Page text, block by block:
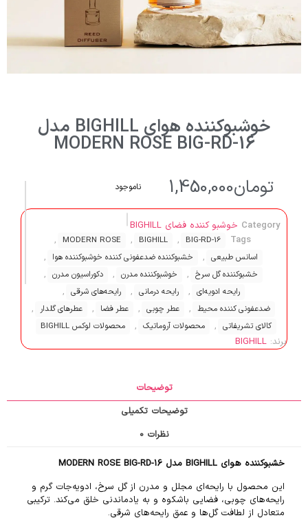
خوشبوکننده هوای BIGHILL مدل
MODERN ROSE BIG-RD-16
تومان1,450,000 ناموجود
Category خوشبو کننده فضای BIGHILL
Tags
BIG-RD-16
,
BIGHILL
,
MODERN ROSE
,
اسانس طبیعی , خشبوکننده ضدعفونی کننده خوشبوکننده هوا ,
خشبوکننده گل سرخ , خوشبوکننده مدرن , دکوراسیون مدرن ,
رایحه ادویه‌ای , رایحه درمانی , رایحه‌های شرقی ,
ضدعفونی کننده محیط , عطر چوبی , عطر فضا , عطرهای گلدار ,
کالای تشریفاتی , محصولات آروماتیک , محصولات لوکس BIGHILL
برند: BIGHILL
توضیحات
توضیحات تکمیلی
نظرات0
خشبوکننده هوای BIGHILL مدل MODERN ROSE BIG-RD-16
این محصول با رایحه‌ای مجلل و مدرن از گل سرخ، ادویه‌جات گرم و
رایحه‌های چوبی، فضایی باشکوه و به یادماندنی خلق می‌کند. ترکیبی
متعادل از لطافت گل‌ها و عمق رایحه‌های شرقی.